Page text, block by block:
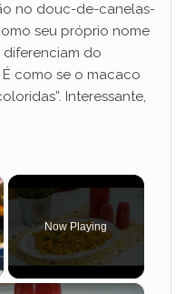
no douc-de-canelas-
seu próprio nome
diferenciam do
como se o macaco
Interessante,
Now Playing
×